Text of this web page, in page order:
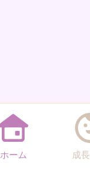
ホーム 成